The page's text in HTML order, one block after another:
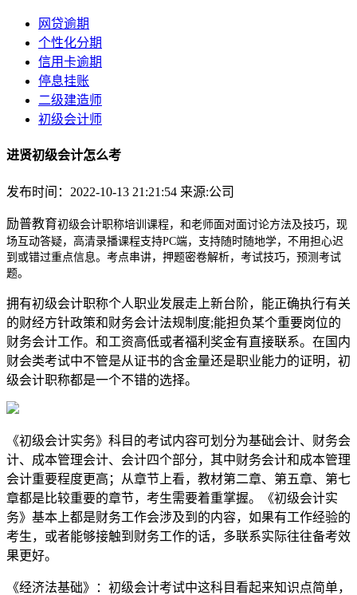
网贷逾期
个性化分期
信用卡逾期
停息挂账
二级建造师
初级会计师
进贤初级会计怎么考
发布时间：2022-10-13 21:21:54 来源:公司
励普教育初级会计职称培训课程，和老师面对面讨论方法及技巧，现
场互动答疑，高清录播课程支持PC端，支持随时随地学，不用担心迟
到或错过重点信息。 考点串讲，押题密卷解析，考试技巧，预测考试
题。
拥有初级会计职称个人职业发展走上新台阶，能正确执行有关
的财经方针政策和财务会计法规制度;能担负某个重要岗位的
财务会计工作。和工资高低或者福利奖金有直接联系。在国内
财会类考试中不管是从证书的含金量还是职业能力的证明，初
级会计职称都是一个不错的选择。
《初级会计实务》科目的考试内容可划分为基础会计、财务会
计、成本管理会计、会计四个部分，其中财务会计和成本管理
会计重要程度更高；从章节上看，教材第二章、第五章、第七
章都是比较重要的章节，考生需要着重掌握。《初级会计实
务》基本上都是财务工作会涉及到的内容，如果有工作经验的
考生，或者能够接触到财务工作的话，多联系实际往往备考效
果更好。
《经济法基础》：初级会计考试中这科目看起来知识点简单，